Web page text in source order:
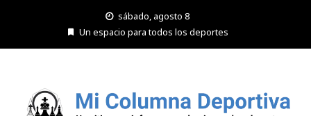
sábado, agosto 8
Un espacio para todos los deportes